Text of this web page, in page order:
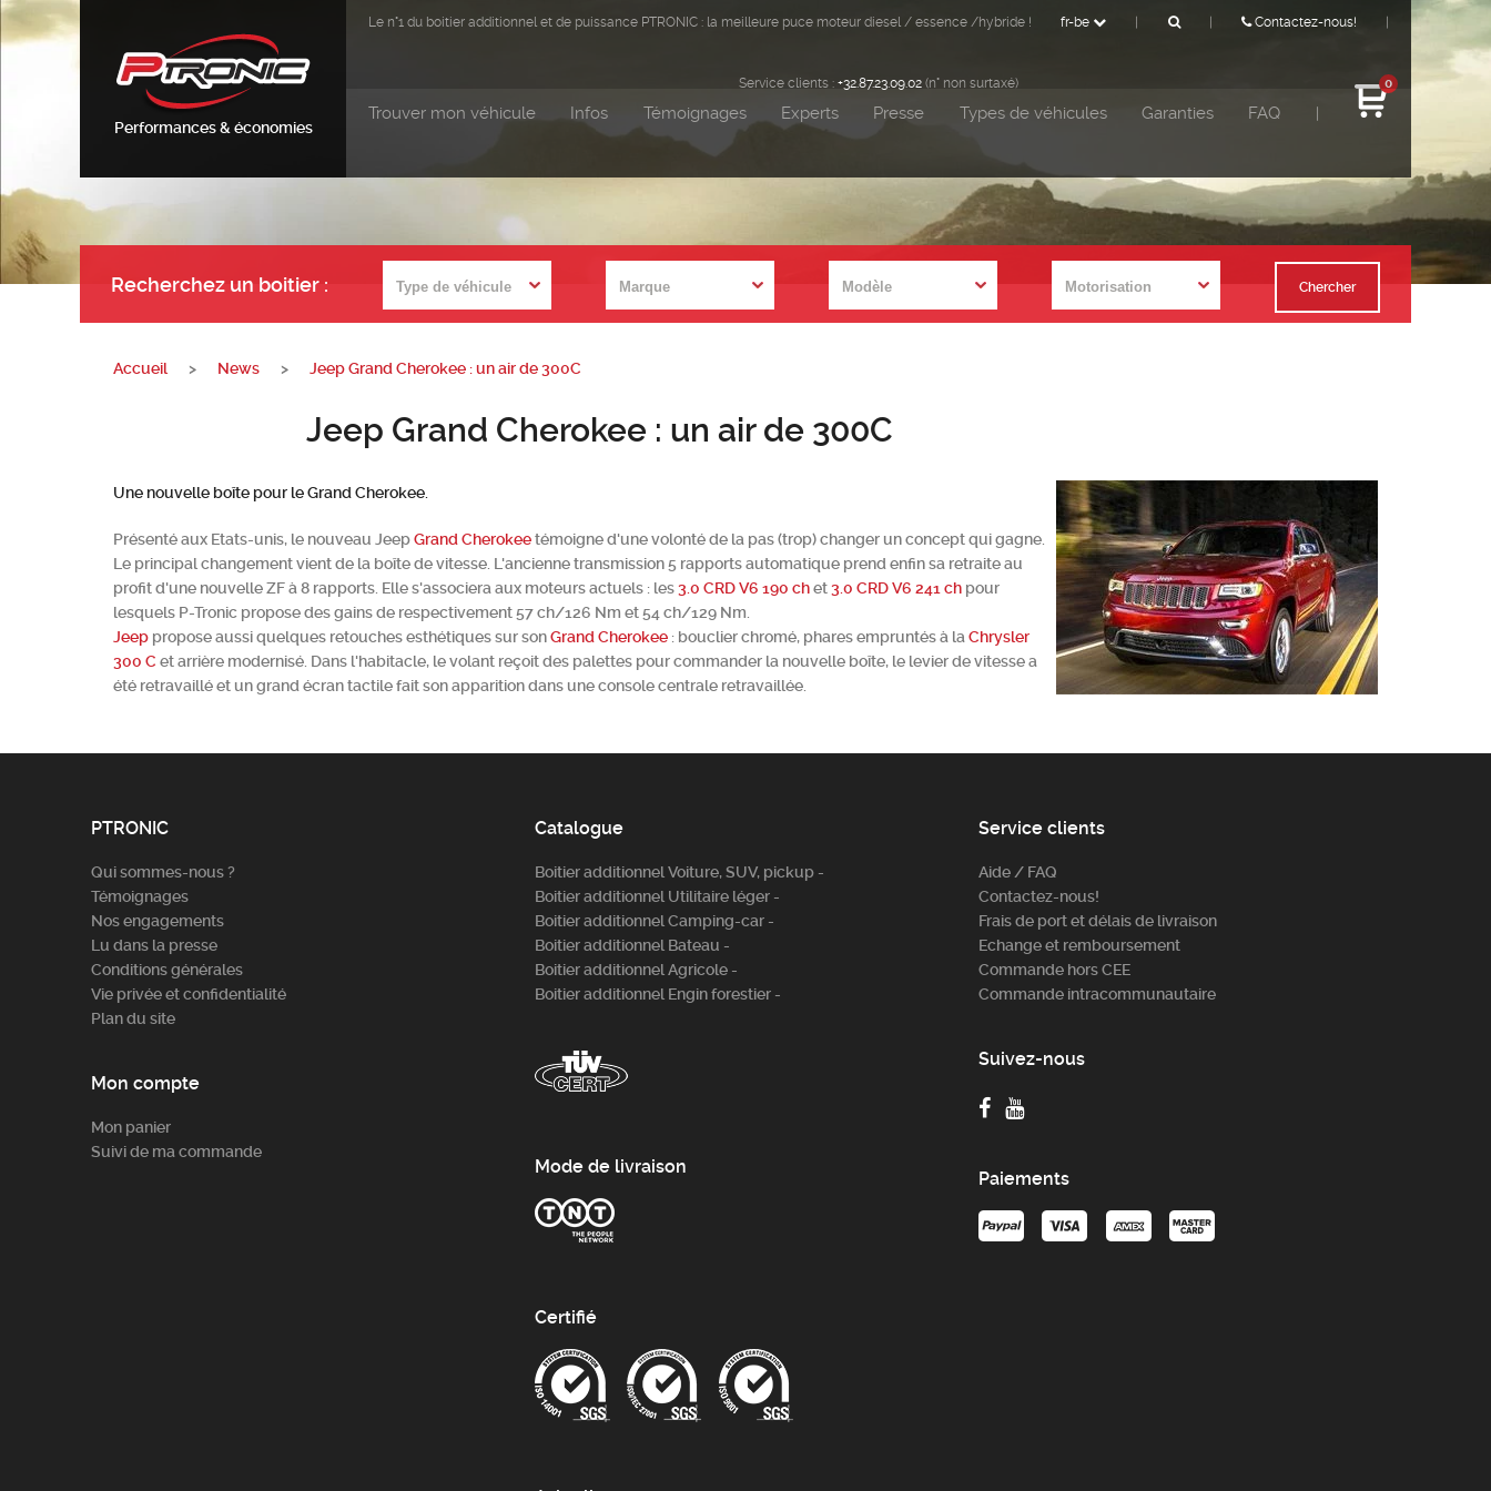
Performances & économies
Trouver mon véhicule Infos Témoignages Experts Presse Types de véhicules Garanties FAQ
0
Le n°1 du boitier additionnel et de puissance PTRONIC : la meilleure puce moteur diesel / essence /hybride ! fr-be Contactez-nous!
Service clients : +32.87.23.09.02 (n° non surtaxé)
Recherchez un boitier : Chercher
Accueil > News > Jeep Grand Cherokee : un air de 300C
Jeep Grand Cherokee : un air de 300C
Une nouvelle boîte pour le Grand Cherokee.
Présenté aux Etats-unis, le nouveau JeepGrand Cherokeetémoigne d'une volonté de la pas (trop) changer un concept qui gagne.
Le principal changement vient de la boîte de vitesse. L'ancienne transmission 5 rapports automatique prend enfin sa retraite au
profit d'une nouvelle ZF à 8 rapports. Elle s'associera aux moteurs actuels : les3.0 CRD V6 190 chet3.0 CRD V6 241 ch pour
lesquels P-Tronic propose des gains de respectivement 57 ch/126 Nm et 54 ch/129 Nm.
Jeep propose aussi quelques retouches esthétiques sur sonGrand Cherokee : bouclier chromé, phares empruntés à la Chrysler
300 C et arrière modernisé. Dans l'habitacle, le volant reçoit des palettes pour commander la nouvelle boîte, le levier de vitesse a
été retravaillé et un grand écran tactile fait son apparition dans une console centrale retravaillée.
PTRONIC
Qui sommes-nous ?
Témoignages
Nos engagements
Lu dans la presse
Conditions générales
Vie privée et confidentialité
Plan du site
Mon compte
Mon panier
Suivi de ma commande
Catalogue
Boitier additionnel Voiture, SUV, pickup -
Boitier additionnel Utilitaire léger -
Boitier additionnel Camping-car -
Boitier additionnel Bateau -
Boitier additionnel Agricole -
Boitier additionnel Engin forestier -
Mode de livraison
Certifié
Service clients
Aide / FAQ
Contactez-nous!
Frais de port et délais de livraison
Echange et remboursement
Commande hors CEE
Commande intracommunautaire
Suivez-nous
Paiements